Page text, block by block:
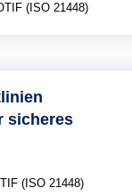
(ISO 21448)
sicheres
(ISO 21448)